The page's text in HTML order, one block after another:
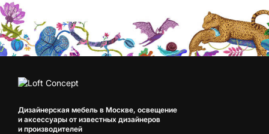
Дизайнерская мебель в Москве, освещение
и аксессуары от известных дизайнеров
и производителей